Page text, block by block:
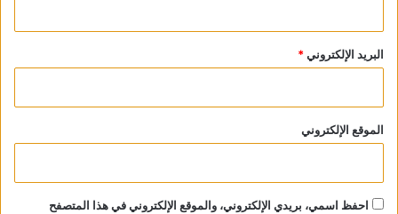
البريد الإلكتروني*
الموقع الإلكتروني
احفظ اسمي، بريدي الإلكتروني، والموقع الإلكتروني في هذا المتصفح